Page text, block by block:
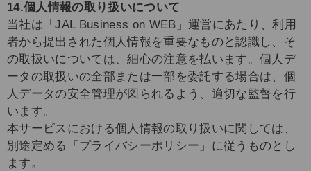
14.個人情報の取り扱いについて
当社は「JAL Business on WEB」運営にあたり、利用
者から提出された個人情報を重要なものと認識し、そ
の取扱いについては、細心の注意を払います。個人デ
ータの取扱いの全部または一部を委託する場合は、個
人データの安全管理が図られるよう、適切な監督を行
います。
本サービスにおける個人情報の取り扱いに関しては、
別途定める「プライバシーポリシー」に従うものとし
ます。